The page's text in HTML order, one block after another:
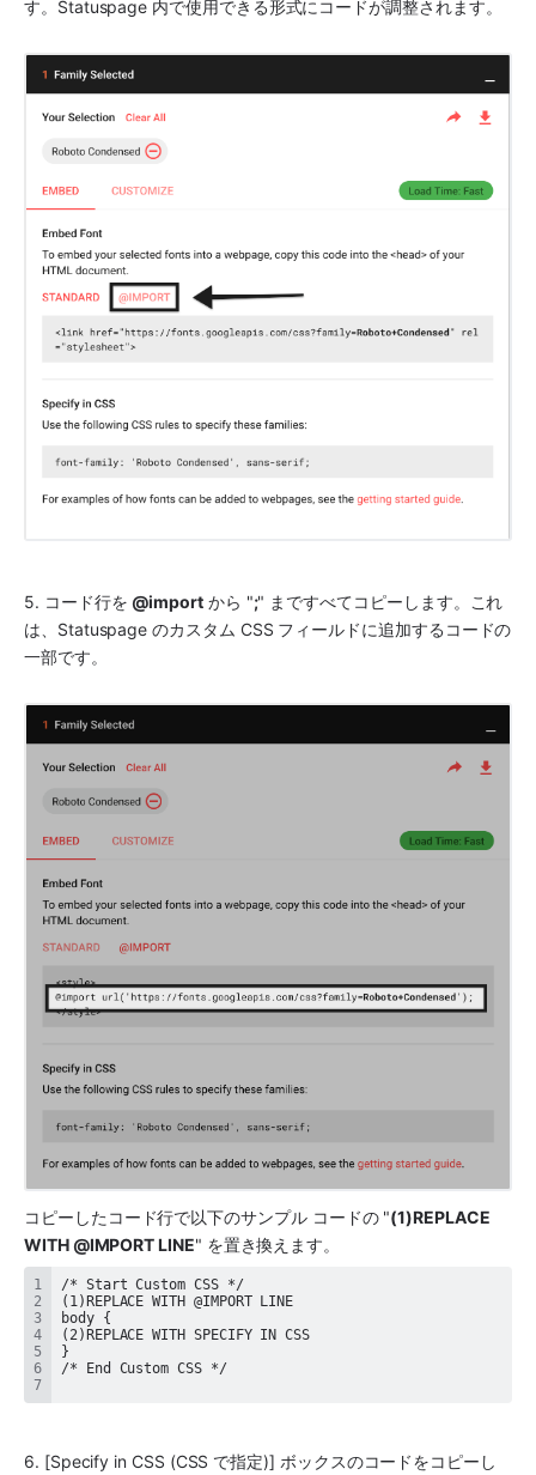
す。Statuspage 内で使用できる形式にコードが調整されます。
5. コード行を @import から ";" まですべてコピーします。これ
は、Statuspage のカスタム CSS フィールドに追加するコードの
一部です。
コピーしたコード行で以下のサンプル コードの "(1)REPLACE
WITH @IMPORT LINE" を置き換えます。
/* Start Custom CSS */
(2)REPLACE WITH SPECIFY IN CSS
/* End Custom CSS */
6. [Specify in CSS (CSS で指定)] ボックスのコードをコピーし